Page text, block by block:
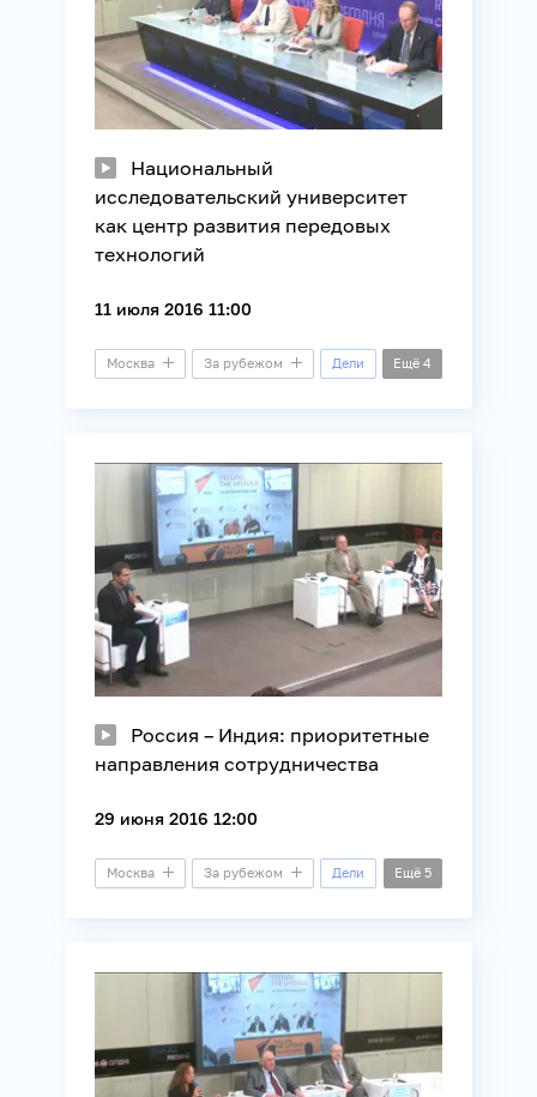
Национальный
исследовательский университет
как центр развития передовых
технологий
11 июля 2016 11:00
Москва За рубежом Дели Ещё 4
Россия – Индия: приоритетные
направления сотрудничества
29 июня 2016 12:00
Москва За рубежом Дели Ещё 5